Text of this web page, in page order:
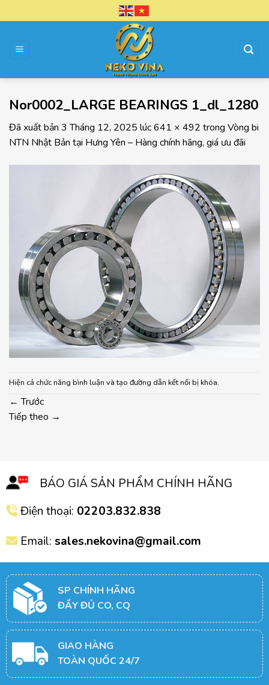
đến
dung
Nor0002_LARGE BEARINGS 1_dl_1280
Đã xuất bản 3 Tháng 12, 2025 lúc641 × 492 trong Vòng bi
NTN Nhật Bản tại Hưng Yên – Hàng chính hãng, giá ưu đãi
Hiện cả chức năng bình luận và tạo đường dẫn kết nối bị khóa.
← Trước
Tiếp theo →
BÁO GIÁ SẢN PHẨM CHÍNH HÃNG
Điện thoại: 02203.832.838
Email: sales.nekovina@gmail.com
SP CHÍNH HÃNG
ĐẦY ĐỦ CO, CQ
GIAO HÀNG
TOÀN QUỐC 24/7